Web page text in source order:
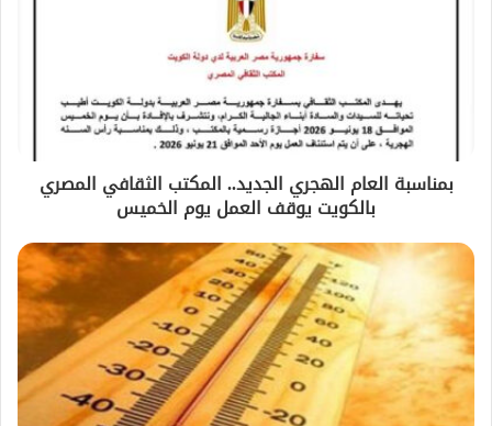
بمناسبة العام الهجري الجديد.. المكتب الثقافي المصري
بالكويت يوقف العمل يوم الخميس